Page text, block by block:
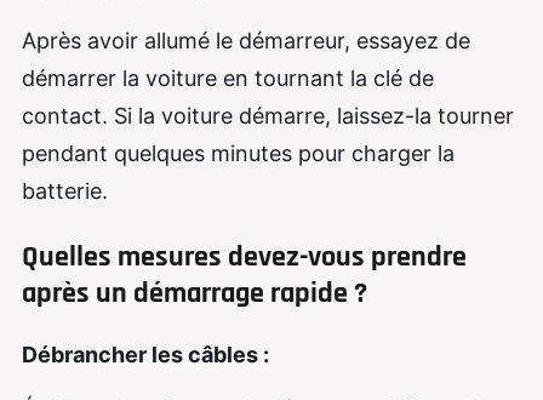
Après avoir allumé le démarreur, essayez de
démarrer la voiture en tournant la clé de
contact. Si la voiture démarre, laissez-la tourner
pendant quelques minutes pour charger la
batterie.
Quelles mesures devez-vous prendre
après un démarrage rapide ?
Débrancher les câbles :